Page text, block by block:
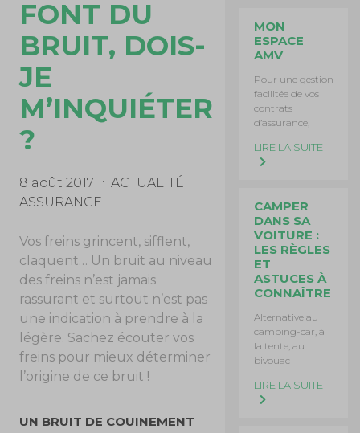
FONT DU
BRUIT, DOIS-
JE
M’INQUIÉTER
?
8 août 2017
ACTUALITÉ
ASSURANCE
Vos freins grincent, sifflent,
claquent… Un bruit au niveau
des freins n’est jamais
rassurant et surtout n’est pas
une indication à prendre à la
légère. Sachez écouter vos
freins pour mieux déterminer
l’origine de ce bruit !
UN BRUIT DE COUINEMENT
MON
ESPACE
AMV
Pour une gestion
facilitée de vos
contrats
d’assurance,
LIRE LA SUITE
CAMPER
DANS SA
VOITURE :
LES RÈGLES
ET
ASTUCES À
CONNAÎTRE
Alternative au
camping-car, à
la tente, au
bivouac
LIRE LA SUITE